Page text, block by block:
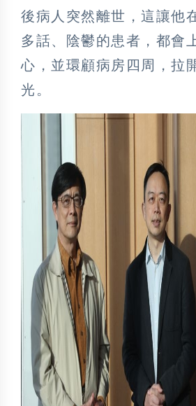
後病人突然離世，這讓他
多話、陰鬱的患者，都會
心，並環顧病房四周，拉
光。